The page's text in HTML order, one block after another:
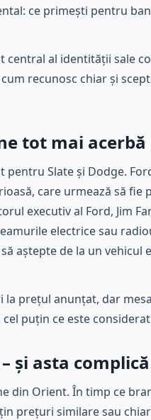
ce primești pentru
central al identității sale
recunosc chiar și
tot mai acerbă
Slate și Dodge.
care urmează să fie
executiv al Ford, Jim
electrice sau
aștepte de la un vehicul
la prețul anunțat, dar
puțin ce este
și asta
din Orient. În timp ce
prețuri similare sau